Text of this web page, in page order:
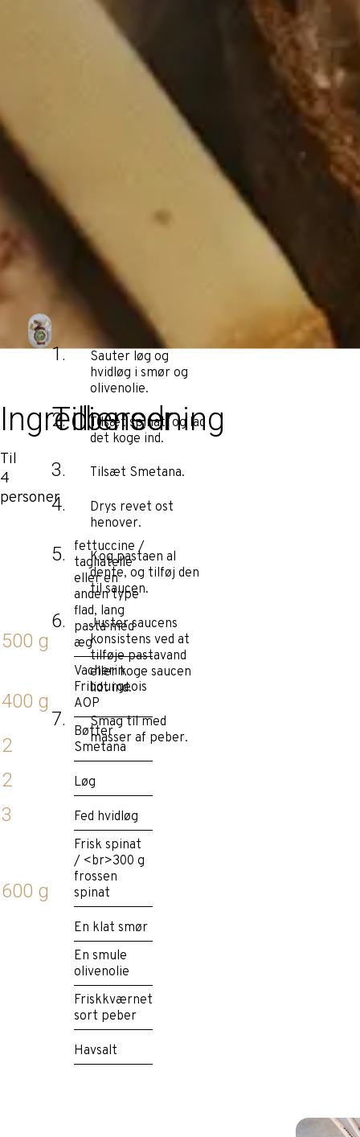
Ingredienser
Til
4
personer
500 g
fettuccine /
tagliatelle
eller en
anden type
flad, lang
pasta med
æg
400 g
Vacherin
Fribourgeois
AOP
2
Bøtter
Smetana
2 Løg
3 Fed hvidløg
600 g
Frisk spinat
/ <br>300 g
frossen
spinat
En klat smør
En smule
olivenolie
Friskkværnet
sort peber
Havsalt
Tilberedning
Sauter løg og
hvidløg i smør og
olivenolie.
Tilsæt spinat, og lad
det koge ind.
Tilsæt Smetana.
Drys revet ost
henover.
Kog pastaen al
dente, og tilføj den
til saucen.
Juster saucens
konsistens ved at
tilføje pastavand
eller koge saucen
lidt ind.
Smag til med
masser af peber.